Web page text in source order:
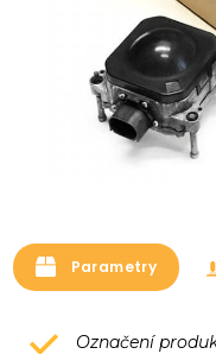
Parametry
Označení